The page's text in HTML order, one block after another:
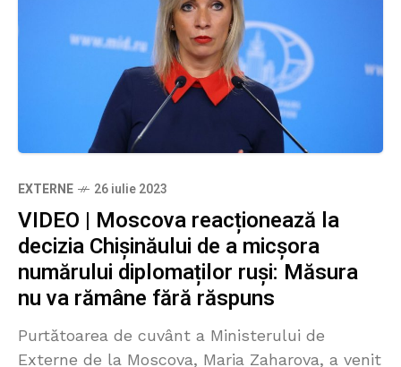
EXTERNE 26 iulie 2023
VIDEO | Moscova reacționează la
decizia Chișinăului de a micșora
numărului diplomaților ruși: Măsura
nu va rămâne fără răspuns
Purtătoarea de cuvânt a Ministerului de
Externe de la Moscova, Maria Zaharova, a venit